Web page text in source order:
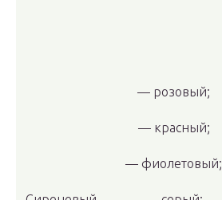
— розовый;
— красный;
— фиолетовый;